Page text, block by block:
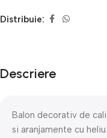
Distribuie:
Descriere
Balon decorativ de
si aranjamente cu